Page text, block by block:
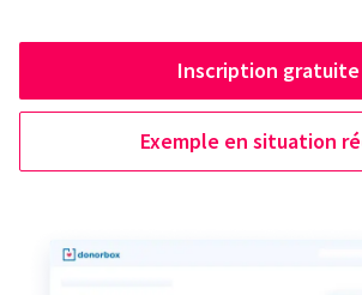
Inscription gratuite
Exemple en situation